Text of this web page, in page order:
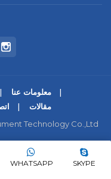
معلومات عنا
مقالات
号-1 SKYPE
WHATSAPP